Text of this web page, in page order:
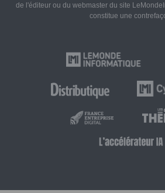
de l'éditeur ou du webmaster du site
constitue une